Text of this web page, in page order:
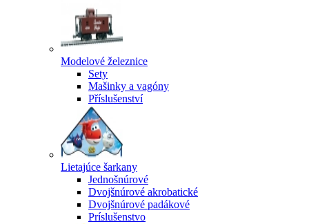
Modelové železnice
Sety
Mašinky a vagóny
Příslušenství
Lietajúce šarkany
Jednošnúrové
Dvojšnúrové akrobatické
Dvojšnúrové padákové
Príslušenstvo